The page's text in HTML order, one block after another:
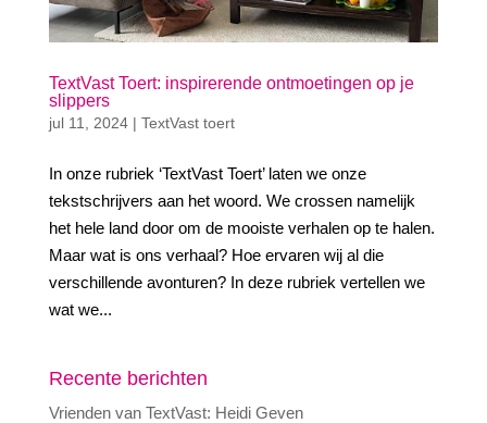
TextVast Toert: inspirerende ontmoetingen op je
slippers
jul 11, 2024| TextVast toert
In onze rubriek ‘TextVast Toert’ laten we onze
tekstschrijvers aan het woord. We crossen namelijk
het hele land door om de mooiste verhalen op te halen.
Maar wat is ons verhaal? Hoe ervaren wij al die
verschillende avonturen? In deze rubriek vertellen we
wat we...
Recente berichten
Vrienden van TextVast: Heidi Geven